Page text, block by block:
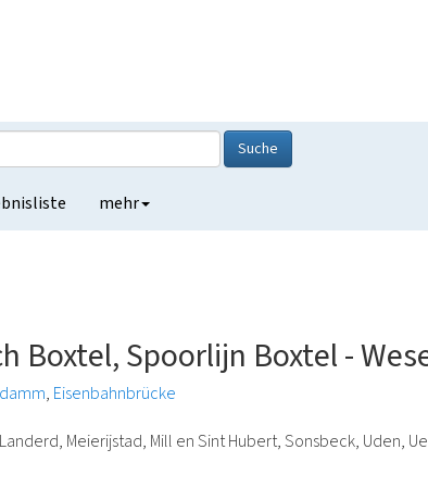
Suche
mehr
Boxtel, Spoorlijn Boxtel -
Eisenbahnbrücke
Meierijstad, Mill en Sint Hubert, Sonsbeck, Uden,